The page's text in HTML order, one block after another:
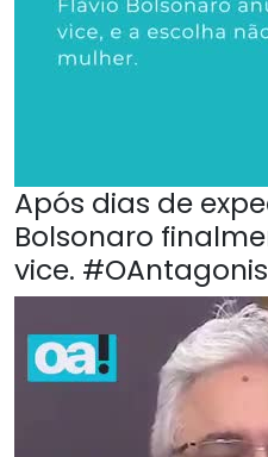
Após dias de
Bolsonaro
vice.